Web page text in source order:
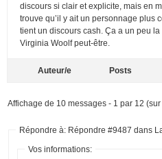
discours si clair et explicite, mais en
trouve qu’il y ait un personnage plus
tient un discours cash. Ça a un peu
Virginia Woolf peut-être.
Auteur/e Posts
Affichage de 10 messages - 1 par 12
Répondre à: Répondre #9487 dans
Vos informations: